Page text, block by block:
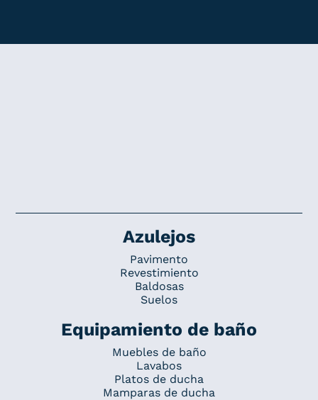
Azulejos
Pavimento
Revestimiento
Baldosas
Suelos
Equipamiento de baño
Muebles de baño
Lavabos
Platos de ducha
Mamparas de ducha